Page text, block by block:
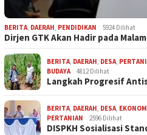
BERITA, DAERAH, PENDIDIKAN 5924 Dilihat
Dirjen GTK Akan Hadir pada
BERITA, DAERAH, DESA,
BUDAYA
4812 Dilihat
Langkah Progresif
BERITA, DAERAH, DESA,
PERTANIAN
2596 Dilihat
DISPKH Sosialisasi